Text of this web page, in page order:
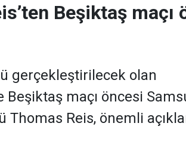
Beşiktaş maçı
gerçekleştirilecek olan
Beşiktaş maçı öncesi
Thomas Reis, önemli